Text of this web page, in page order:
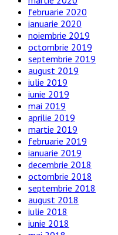
februarie 2020
ianuarie 2020
noiembrie 2019
octombrie 2019
septembrie 2019
august 2019
iulie 2019
iunie 2019
mai 2019
aprilie 2019
martie 2019
februarie 2019
ianuarie 2019
decembrie 2018
octombrie 2018
septembrie 2018
august 2018
iulie 2018
iunie 2018